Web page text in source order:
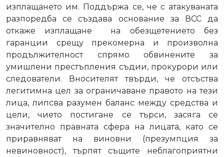
изплащането им. Поддържа се, че с атакуваната
разпоредба се създава основание за ВСС да
откаже изплащане
на обезщетението без
гаранции срещу прекомерна и произволна
продължителност спрямо обвинените за
умишлени престъпления съдии, прокурори или
следователи. Вносителят твърди, че отсъства
легитимна цел за ограничаване правото на тези
лица, липсва разумен баланс между средства и
цели, чието постигане се търси, засяга се
значително правната сфера на лицата, като се
приравняват на виновни (презумпция за
невиновност), търпят същите неблагоприятни